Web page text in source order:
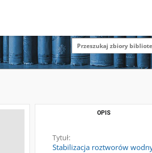
OPIS
Tytuł:
Stabilizacja roztworów